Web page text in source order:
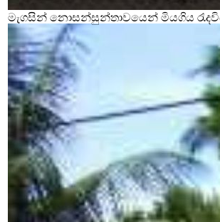
මැගසින් නොසන්සුන්තාවයෙන් මියගිය